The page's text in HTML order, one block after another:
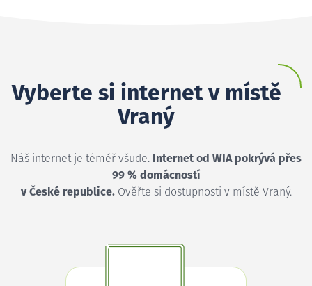
Vyberte si internet v místě
Vraný
Náš internet je téměř všude. Internet od WIA pokrývá přes
99 % domácností
v České republice.Ověřte si dostupnosti v místě Vraný.